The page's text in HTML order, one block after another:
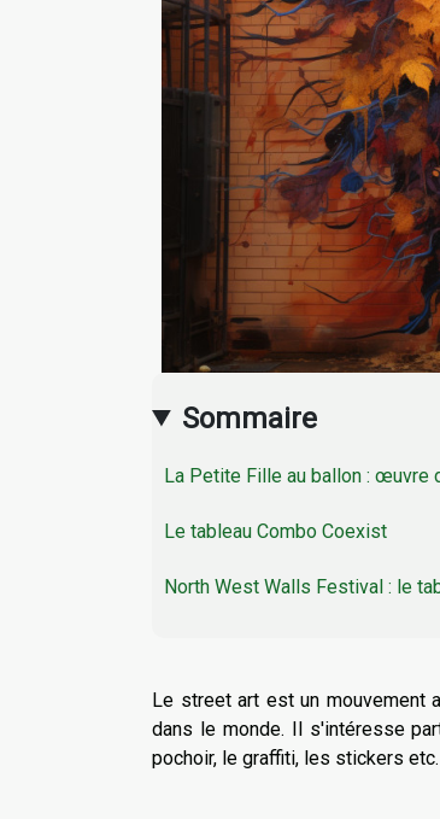
Sommaire
La Petite Fille au ballon : œuvre
Le tableau Combo Coexist
North West Walls Festival : le
Le street art est un mouvement
dans le monde. Il s'intéresse
pochoir, le graffiti, les stickers